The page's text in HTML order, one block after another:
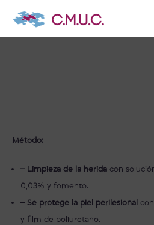
Método:
– Limpieza de la herida con
0,03% y fomento.
– Se protege la piel perilesional
y film de poliuretano.